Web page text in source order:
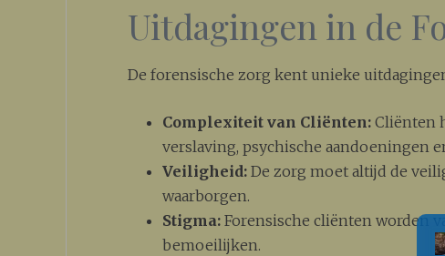
Uitdagingen in de
De forensische zorg kent unieke
Complexiteit van Cliënten: Cliënten
verslaving, psychische aandoeningen
Veiligheid: De zorg moet altijd de
waarborgen.
Stigma: Forensische cliënten worden
bemoeilijken.